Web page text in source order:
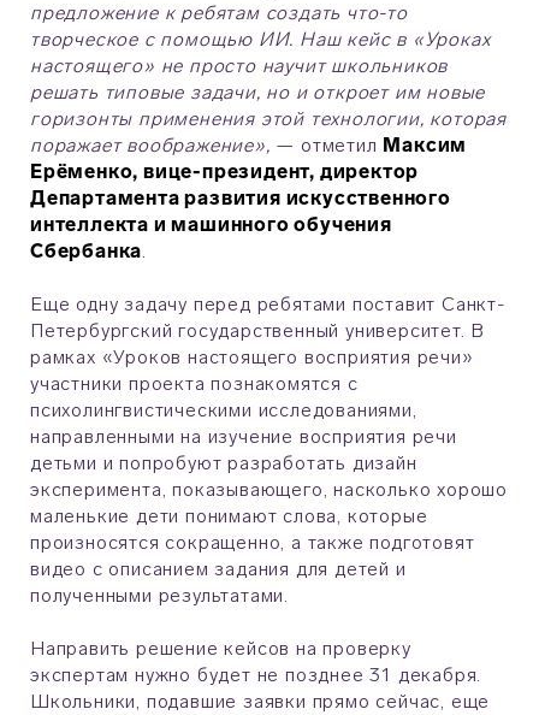
предложение к ребятам создать что-то
творческое с помощью ИИ. Наш кейс в «Уроках
настоящего» не просто научит школьников
решать типовые задачи, но и откроет им новые
горизонты применения этой технологии, которая
поражает воображение», — отметил Максим
Ерёменко, вице-президент, директор
Департамента развития искусственного
интеллекта и машинного обучения
Сбербанка.
Еще одну задачу перед ребятами поставит Санкт-
Петербургский государственный университет. В
рамках «Уроков настоящего восприятия речи»
участники проекта познакомятся с
психолингвистическими исследованиями,
направленными на изучение восприятия речи
детьми и попробуют разработать дизайн
эксперимента, показывающего, насколько хорошо
маленькие дети понимают слова, которые
произносятся сокращенно, а также подготовят
видео с описанием задания для детей и
полученными результатами.
Направить решение кейсов на проверку
экспертам нужно будет не позднее 31 декабря.
Школьники, подавшие заявки прямо сейчас, еще